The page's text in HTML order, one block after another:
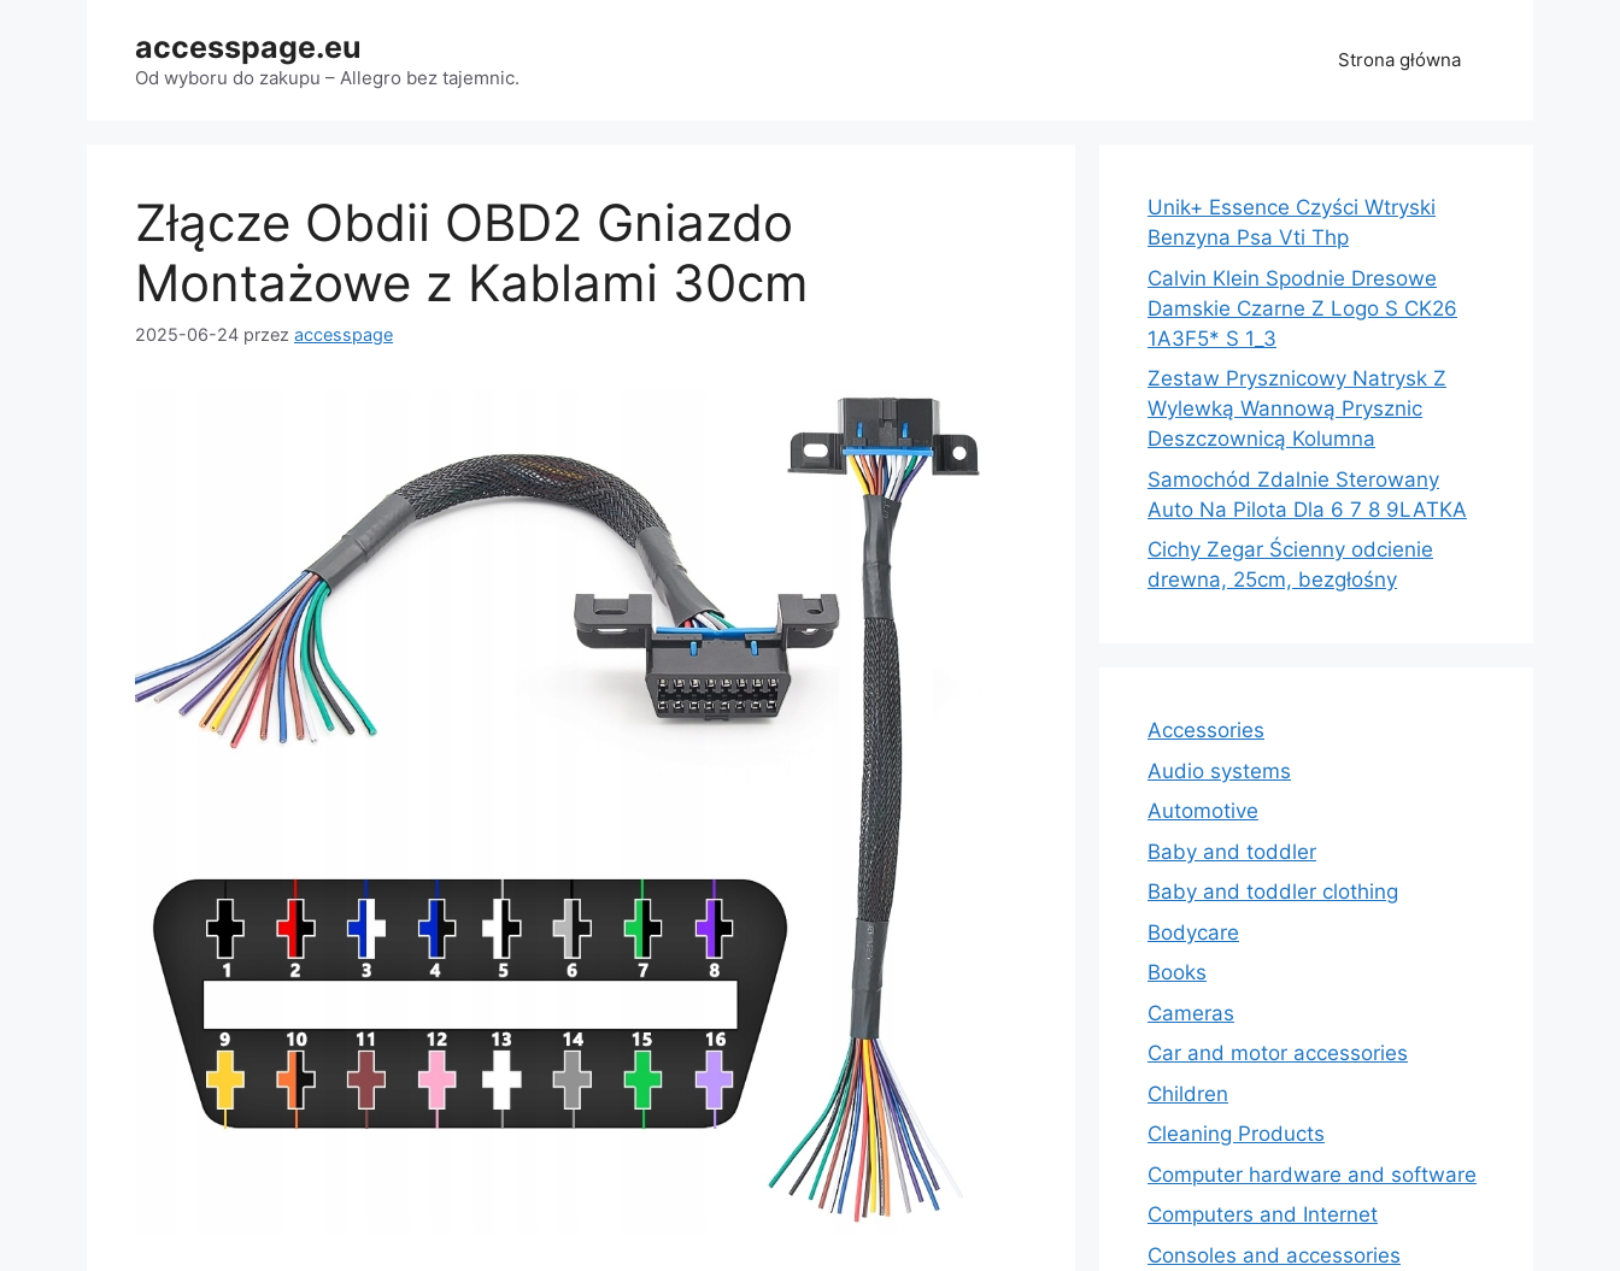
accesspage.eu
Od wyboru do zakupu – Allegro bez tajemnic.
Strona główna
Złącze Obdii OBD2 Gniazdo
Montażowe z Kablami 30cm
2025-06-24 przez accesspage
Unik+ Essence Czyści Wtryski
Benzyna Psa Vti Thp
Calvin Klein Spodnie Dresowe
Damskie Czarne Z Logo S CK26
1A3F5* S 1_3
Zestaw Prysznicowy Natrysk Z
Wylewką Wannową Prysznic
Deszczownicą Kolumna
Samochód Zdalnie Sterowany
Auto Na Pilota Dla 6 7 8 9LATKA
Cichy Zegar Ścienny odcienie
drewna, 25cm, bezgłośny
Accessories
Audio systems
Automotive
Baby and toddler
Baby and toddler clothing
Bodycare
Books
Cameras
Car and motor accessories
Children
Cleaning Products
Computer hardware and software
Computers and Internet
Consoles and accessories